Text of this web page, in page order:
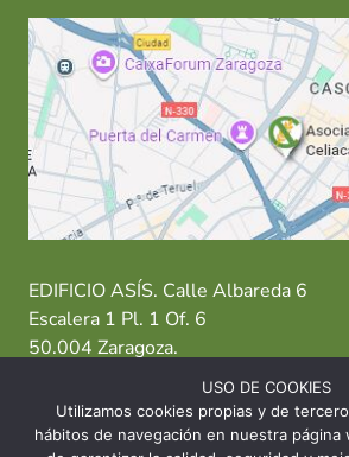
EDIFICIO ASÍS. Calle Albareda 6
Escalera 1 Pl. 1 Of. 6
50.004 Zaragoza.
T: 976 484 949 M: 635 638 563
Sede Zaragoza·Sede Huesca· Sede
USO DE COOKIES
Utilizamos cookies propias y de
hábitos de navegación en nuestra página